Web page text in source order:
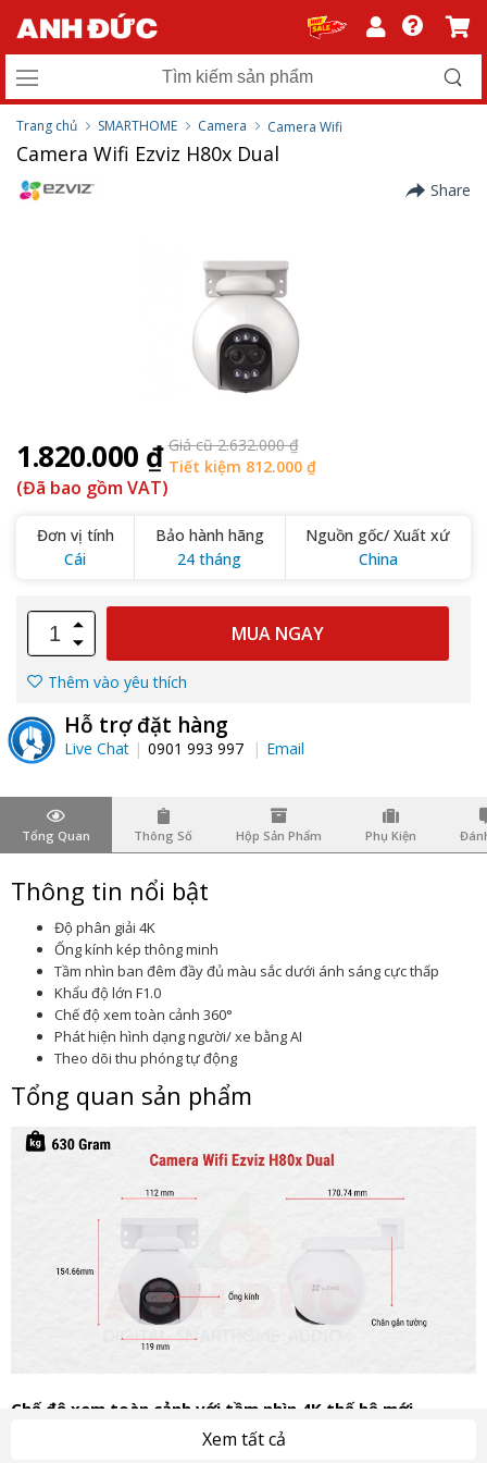
Trang chủ SMARTHOME Camera Camera Wifi
Camera Wifi Ezviz H80x Dual
Share
1.820.000 ₫ Giá cũ 2.632.000 ₫
Tiết kiệm 812.000 ₫
(Đã bao gồm VAT)
Đơn vị tính
Cái
Bảo hành hãng
24 tháng
Nguồn gốc/ Xuất xứ
China
MUA NGAY
Thêm vào yêu thích
Hỗ trợ đặt hàng
Live Chat 0901 993 997 Email
Tổng Quan Thông Số Hộp Sản Phẩm Phụ Kiện
Thông tin nổi bật
Độ phân giải 4K
Ống kính kép thông minh
Tầm nhìn ban đêm đầy đủ màu sắc dưới ánh sáng cực thấp
Khẩu độ lớn F1.0
Chế độ xem toàn cảnh 360°
Phát hiện hình dạng người/ xe bằng AI
Theo dõi thu phóng tự động
Tổng quan sản phẩm
Chế độ xem toàn cảnh với tầm nhìn 4K thế hệ mới
mang đến trải nghiệm giám sát an ninh đỉnh cao với độ phân
Xem tất cả